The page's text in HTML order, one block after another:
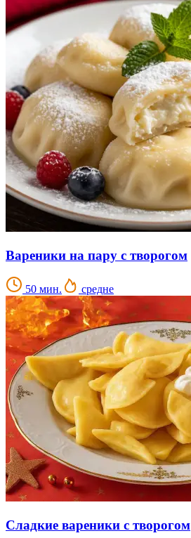
Вареники на пару с творогом
50 мин. средне
Сладкие вареники с творогом